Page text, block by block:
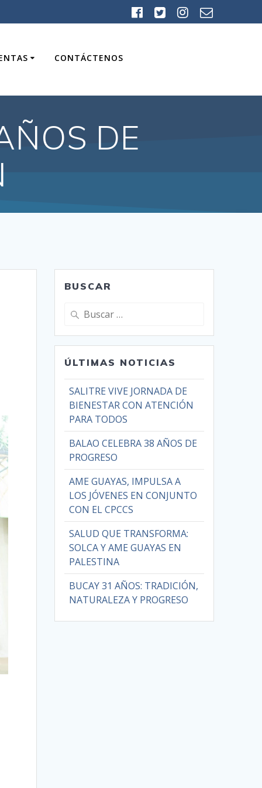
CONTÁCTENOS
DE
BUSCAR
ÚLTIMAS NOTICIAS
SALITRE VIVE JORNADA DE
BIENESTAR CON ATENCIÓN
PARA TODOS
BALAO CELEBRA 38 AÑOS DE
PROGRESO
AME GUAYAS, IMPULSA A
LOS JÓVENES EN CONJUNTO
CON EL CPCCS
SALUD QUE TRANSFORMA:
SOLCA Y AME GUAYAS EN
PALESTINA
BUCAY 31 AÑOS: TRADICIÓN,
NATURALEZA Y PROGRESO